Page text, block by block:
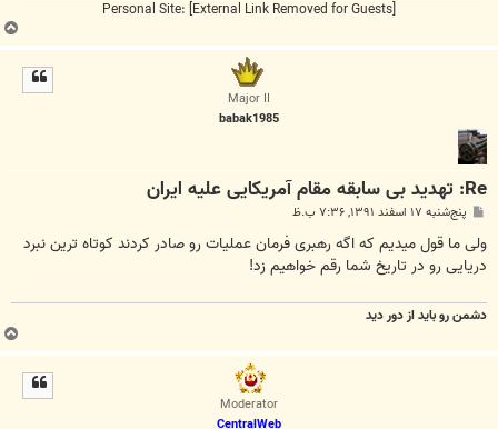
Personal Site:[External Link Removed for Guests]
ب
ا
Major II
babak1985
Re: تهدید بی سابقه مقام آمریکایی علیه ایران
پ
ت
پنج‌شنبه ۱۷ اسفند ۱۳۹۱, ۷:۳۶ ب.ظ
ولی ما قول میدیم که اگه رهبری فرمان عملیات رو صادر کردند کوتاه ترین نبرد
دریایی رو در تاریخ شما رقم خواهیم زد!
دشمن رو باید از دور دید
ب
ا
Moderator
CentralWeb